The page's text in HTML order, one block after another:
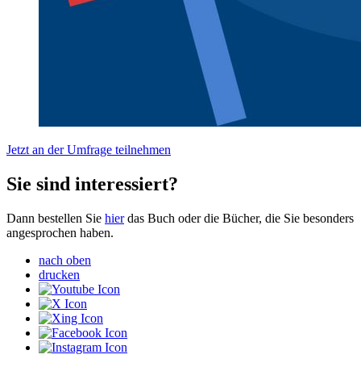
Jetzt an der Umfrage teilnehmen
Sie sind interessiert?
Dann bestellen Sie hierdas Buch oder die Bücher, die Sie besonders
angesprochen haben.
nach oben
drucken